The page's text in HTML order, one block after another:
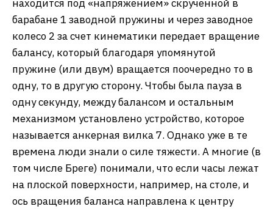
находится под «напряжением» скрученной в
барабане 1 заводной пружины и через заводное
колесо 2 за счет кинематики передает вращение
балансу, который благодаря упомянутой
пружине (или двум) вращается поочередно то в
одну, то в другую сторону. Чтобы была пауза в
одну секунду, между балансом и остальным
механизмом установлено устройство, которое
называется анкерная вилка 7. Однако уже в те
времена люди знали о силе тяжести. А многие (в
том числе Бреге) понимали, что если часы лежат
на плоской поверхности, например, на столе, и
ось вращения баланса направлена к центру